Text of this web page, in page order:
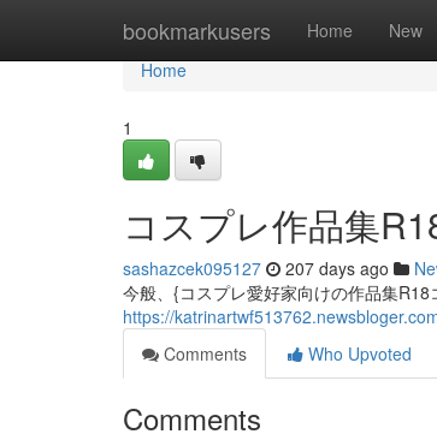
bookmarkusers Home New
Home
Home
1
コスプレ作品集
sashazcek095127 207 days ago
今般、{コスプレ愛好家向けの作品集
https://
Comments
Who Upvoted
Comments